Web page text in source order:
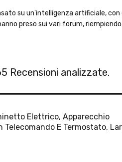
su un'intelligenza artificiale,
preso sui vari forum,
Recensioni analizzate.
Elettrico, Apparecchio
Telecomando E Termostato,